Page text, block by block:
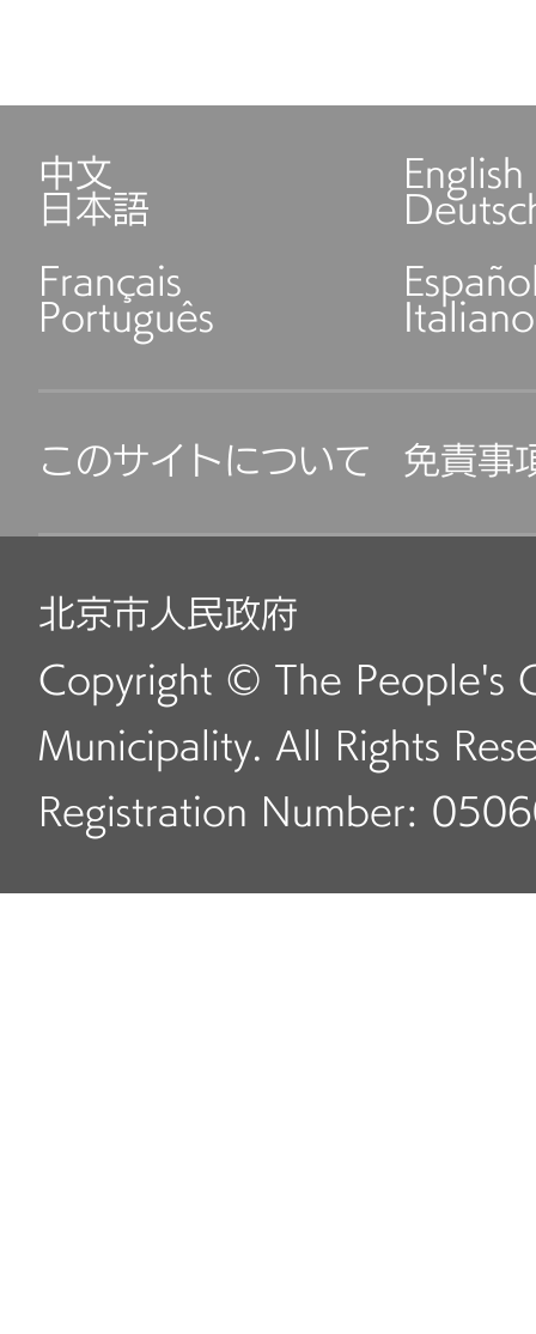
中文 English
日本語
Français
Português Italiano
このサイトについて 免責事
北京市人民政府
Copyright © The People's
Municipality. All Rights
Registration Number: